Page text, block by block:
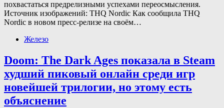
похвастаться предрелизными успехами переосмысления.
Источник изображений: THQ Nordic Как сообщила THQ
Nordic в новом пресс-релизе на своём…
Железо
Doom: The Dark Ages показала в Steam
худший пиковый онлайн среди игр
новейшей трилогии, но этому есть
объяснение